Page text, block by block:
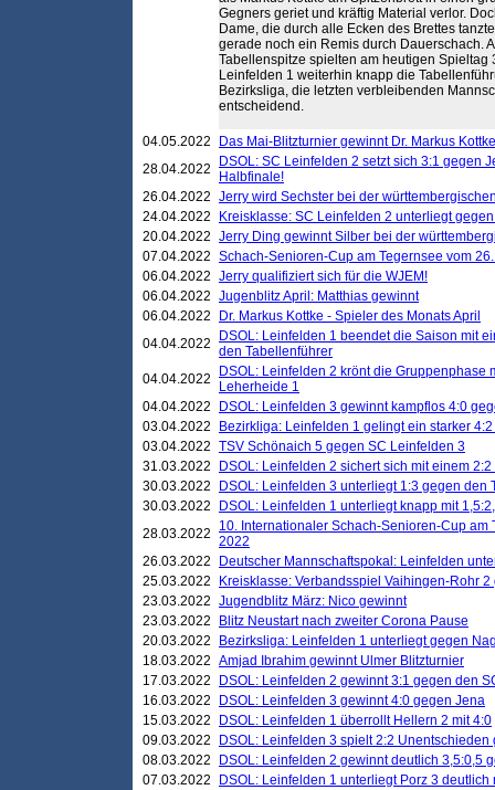
Gegners geriet und kräftig Material verlor.
Dame, die durch alle Ecken des Brettes
gerade noch ein Remis durch Dauerschach.
Tabellenspitze spielten am heutigen Spieltag
Leinfelden 1 weiterhin knapp die
Bezirksliga, die letzten verbleibenden
entscheidend.
04.05.2022
Das Mai-Blitzturnier gewinnt Dr. Markus
28.04.2022
DSOL: SC Leinfelden 2 setzt sich 3:1 gegen
Halbfinale!
26.04.2022 Jerry wird Sechster bei der
24.04.2022
Kreisklasse: SC Leinfelden 2 unterliegt
20.04.2022 Jerry Ding gewinnt Silber bei der
07.04.2022 Schach-Senioren-Cup am Tegernsee vom
06.04.2022 Jerry qualifiziert sich für die WJEM!
06.04.2022 Jugenblitz April: Matthias gewinnt
06.04.2022
Dr. Markus Kottke - Spieler des Monats April
04.04.2022
DSOL: Leinfelden 1 beendet die Saison mit
den Tabellenführer
04.04.2022
DSOL: Leinfelden 2 krönt die Gruppenphase
Leherheide 1
04.04.2022
DSOL: Leinfelden 3 gewinnt kampflos 4:0
03.04.2022
Bezirkliga: Leinfelden 1 gelingt ein starker
03.04.2022 TSV Schönaich 5 gegen SC Leinfelden 3
31.03.2022
DSOL: Leinfelden 2 sichert sich mit einem
30.03.2022
DSOL: Leinfelden 3 unterliegt 1:3 gegen den
30.03.2022
DSOL: Leinfelden 1 unterliegt knapp mit
28.03.2022
10. Internationaler Schach-Senioren-Cup am
2022
26.03.2022
Deutscher Mannschaftspokal: Leinfelden
25.03.2022
Kreisklasse: Verbandsspiel Vaihingen-Rohr
23.03.2022 Jugendblitz März: Nico gewinnt
23.03.2022
Blitz Neustart nach zweiter Corona Pause
20.03.2022
Bezirksliga: Leinfelden 1 unterliegt gegen
18.03.2022 Amjad Ibrahim gewinnt Ulmer Blitzturnier
17.03.2022
DSOL: Leinfelden 2 gewinnt 3:1 gegen den
16.03.2022
DSOL: Leinfelden 3 gewinnt 4:0 gegen Jena
15.03.2022
DSOL: Leinfelden 1 überrollt Hellern 2 mit 4:0
09.03.2022
DSOL: Leinfelden 3 spielt 2:2 Unentschieden
08.03.2022
DSOL: Leinfelden 2 gewinnt deutlich 3,5:0,5
07.03.2022
DSOL: Leinfelden 1 unterliegt Porz 3 deutlich